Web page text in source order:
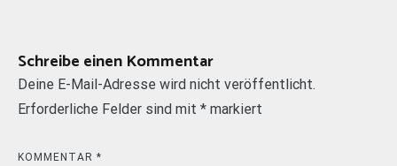
Schreibe einen Kommentar
Deine E-Mail-Adresse wird nicht veröffentlicht.
Erforderliche Felder sind mit * markiert
KOMMENTAR *